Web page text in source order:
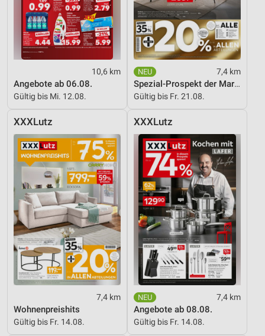
10,6 km
Angebote ab 06.08.
Gültig bis Mi. 12.08.
7,4 km
Spezial-Prospekt der Marken
Gültig bis Fr. 21.08.
XXXLutz
7,4 km
Wohnenpreishits
Gültig bis Fr. 14.08.
XXXLutz
7,4 km
Angebote ab 08.08.
Gültig bis Fr. 14.08.